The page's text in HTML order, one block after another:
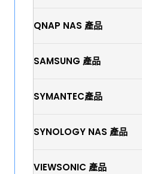
QNAP NAS 產品
SAMSUNG 產品
SYMANTEC產品
SYNOLOGY NAS 產品
VIEWSONIC 產品